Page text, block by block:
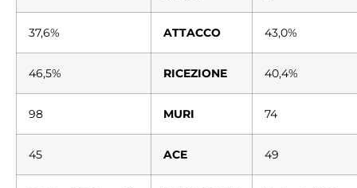
37,6% ATTACCO 43,0%
46,5% RICEZIONE 40,4%
98 MURI 74
45 ACE 49